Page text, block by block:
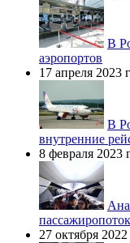
В
аэропортов
17 апреля 2023
В
внутренние
8 февраля 2023
27 октября